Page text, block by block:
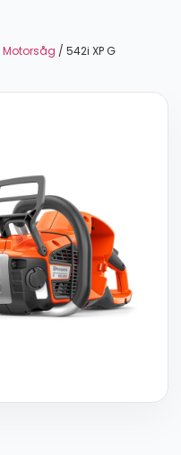
Motorsåg / 542i XP G